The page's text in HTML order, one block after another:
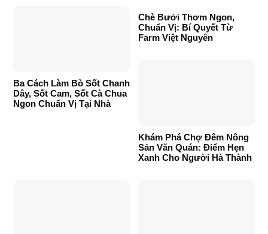
Ba Cách Làm Bò Sốt Chanh
Dây, Sốt Cam, Sốt Cà Chua
Ngon Chuẩn Vị Tại Nhà
Chè Bưởi Thơm Ngon,
Chuẩn Vị: Bí Quyết Từ
Farm Việt Nguyên
Khám Phá Chợ Đêm Nông
Sản Văn Quán: Điểm Hẹn
Xanh Cho Người Hà Thành